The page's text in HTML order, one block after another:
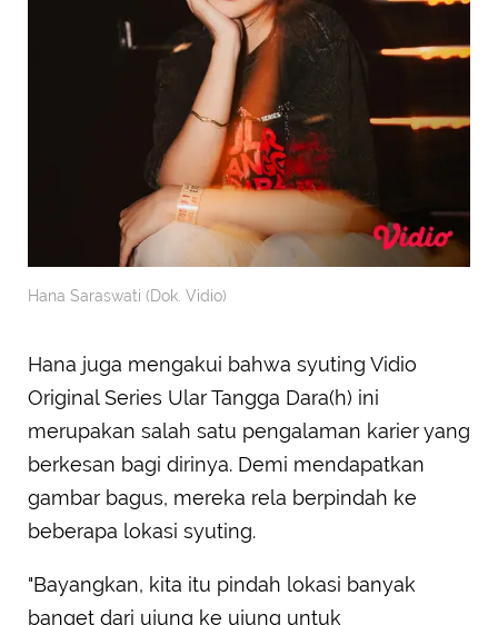
Hana Saraswati (Dok. Vidio)
Hana juga mengakui bahwa syuting Vidio
Original Series Ular Tangga Dara(h) ini
merupakan salah satu pengalaman karier yang
berkesan bagi dirinya. Demi mendapatkan
gambar bagus, mereka rela berpindah ke
beberapa lokasi syuting.
"Bayangkan, kita itu pindah lokasi banyak
banget dari ujung ke ujung untuk